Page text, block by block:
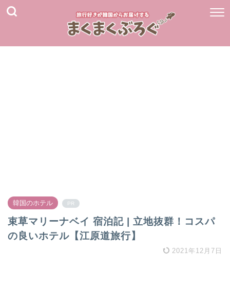
韓国のホテル PR
束草マリーナベイ 宿泊記 | 立地抜群！コスパ
の良いホテル【江原道旅行】
2021年12月7日